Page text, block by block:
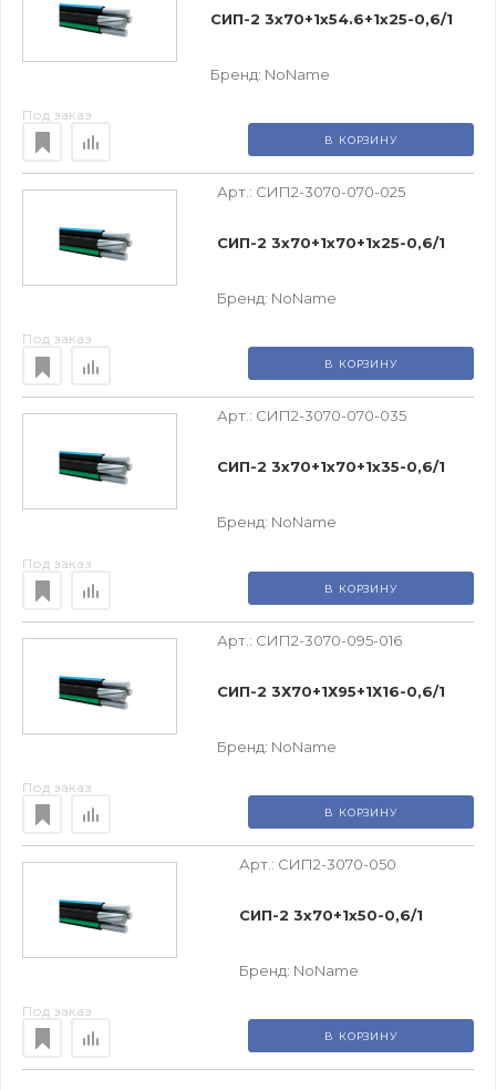
СИП-2 3х70+1х54.6+1х25-0,6/1
Бренд: NoName
Под заказ
В КОРЗИНУ
Арт.: СИП2-3070-070-025
СИП-2 3х70+1х70+1х25-0,6/1
Бренд: NoName
Под заказ
В КОРЗИНУ
Арт.: СИП2-3070-070-035
СИП-2 3х70+1х70+1х35-0,6/1
Бренд: NoName
Под заказ
В КОРЗИНУ
Арт.: СИП2-3070-095-016
СИП-2 3Х70+1Х95+1Х16-0,6/1
Бренд: NoName
Под заказ
В КОРЗИНУ
Арт.: СИП2-3070-050
СИП-2 3х70+1х50-0,6/1
Бренд: NoName
Под заказ
В КОРЗИНУ